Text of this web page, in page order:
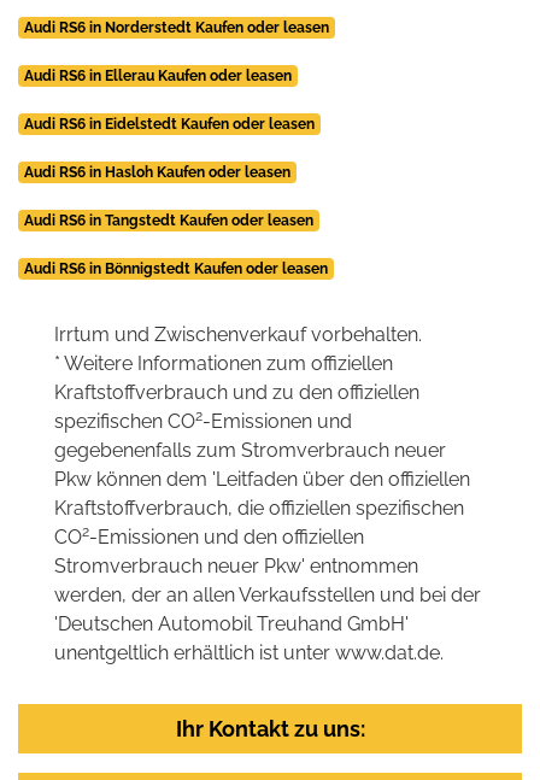
Audi RS6 in Norderstedt Kaufen oder leasen
Audi RS6 in Ellerau Kaufen oder leasen
Audi RS6 in Eidelstedt Kaufen oder leasen
Audi RS6 in Hasloh Kaufen oder leasen
Audi RS6 in Tangstedt Kaufen oder leasen
Audi RS6 in Bönnigstedt Kaufen oder leasen
Irrtum und Zwischenverkauf vorbehalten.
* Weitere Informationen zum offiziellen
Kraftstoffverbrauch und zu den offiziellen
spezifischen CO2-Emissionen und
gegebenenfalls zum Stromverbrauch neuer
Pkw können dem 'Leitfaden über den offiziellen
Kraftstoffverbrauch, die offiziellen spezifischen
CO2-Emissionen und den offiziellen
Stromverbrauch neuer Pkw' entnommen
werden, der an allen Verkaufsstellen und bei der
'Deutschen Automobil Treuhand GmbH'
unentgeltlich erhältlich ist unter www.dat.de.
Ihr Kontakt zu uns: